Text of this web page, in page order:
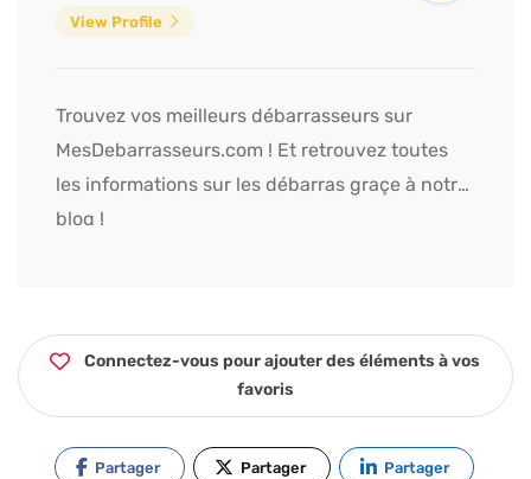
View Profile
Trouvez vos meilleurs débarrasseurs sur
MesDebarrasseurs.com ! Et retrouvez toutes
les informations sur les débarras graçe à notre
blog !
Connectez-vous pour ajouter des éléments à vos
favoris
Partager Partager Partager